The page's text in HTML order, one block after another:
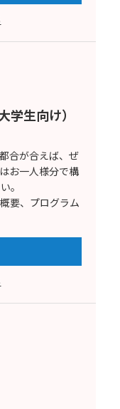
学生向け）
合が合えば、ぜ
お一人様分で構
。
要、プログラム